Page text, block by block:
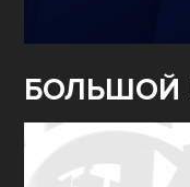
БОЛЬШОЙ